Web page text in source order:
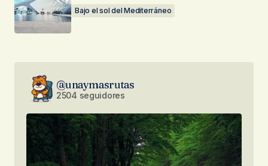
Bajo el sol del Mediterráneo
@unaymasrutas
2504 seguidores